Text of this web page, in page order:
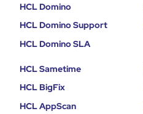
HCL Domino
HCL Domino Support
HCL Domino SLA
HCL Sametime
HCL BigFix
HCL AppScan